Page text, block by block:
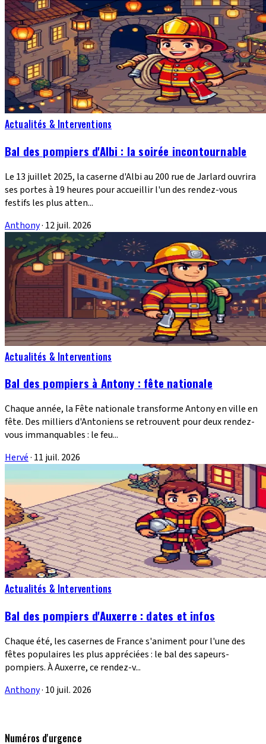
Actualités & Interventions
Bal des pompiers d'Albi : la soirée incontournable
Le 13 juillet 2025, la caserne d'Albi au 200 rue de Jarlard ouvrira
ses portes à 19 heures pour accueillir l'un des rendez-vous
festifs les plus atten...
Anthony· 12 juil. 2026
Actualités & Interventions
Bal des pompiers à Antony : fête nationale
Chaque année, la Fête nationale transforme Antony en ville en
fête. Des milliers d'Antoniens se retrouvent pour deux rendez-
vous immanquables : le feu...
Hervé· 11 juil. 2026
Actualités & Interventions
Bal des pompiers d'Auxerre : dates et infos
Chaque été, les casernes de France s'animent pour l'une des
fêtes populaires les plus appréciées : le bal des sapeurs-
pompiers. À Auxerre, ce rendez-v...
Anthony· 10 juil. 2026
Numéros d'urgence